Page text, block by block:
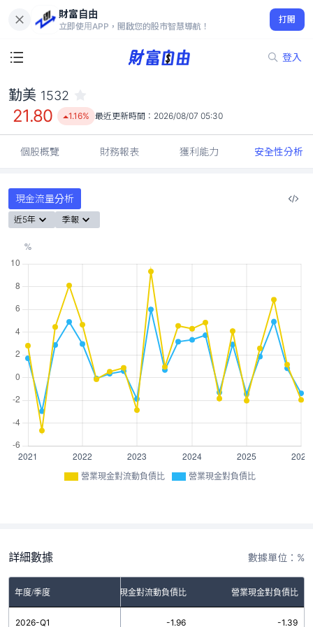
財富自由
立即使用APP，開啟您的股市智慧導航！
打開
登入
21.80
1.16%
勤美 1532
21.80 1.16% 最近更新時間： 2026/08/07 05:30
個股概覽 財務報表 獲利能力 安全性分析
現金流量分析
近5年 季報
營業現金對流動負債比 營業現金對負債比
詳細數據 數據單位：%
年度/季度 營業現金對流動負債比 營業現金對負債比
2026-Q1 -1.96 -1.39